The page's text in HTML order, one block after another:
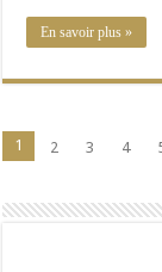
En savoir plus »
1 2 3 4